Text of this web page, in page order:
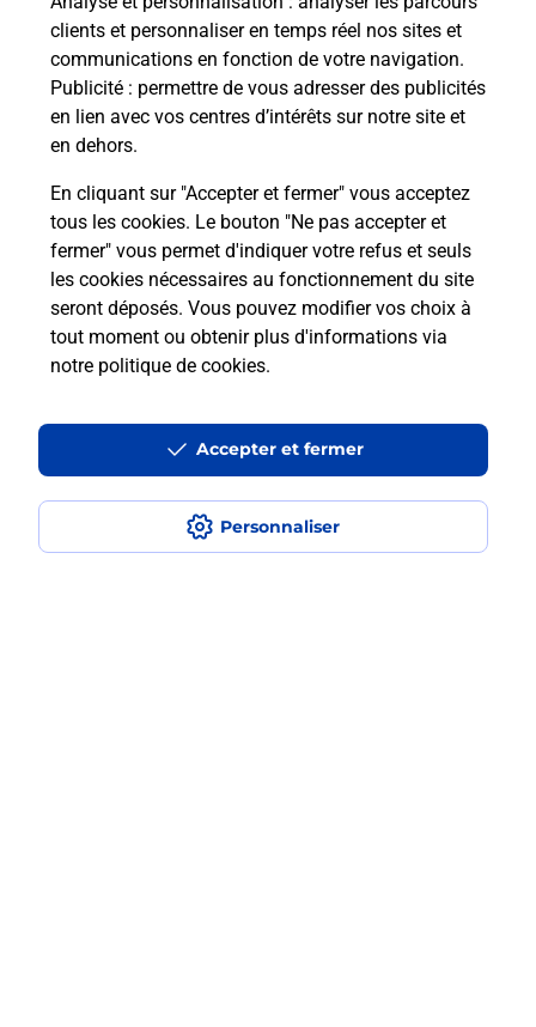
clients et personnaliser en temps réel nos sites et
communications en fonction de votre navigation.
Publicité : permettre de vous adresser des publicités
en lien avec vos centres d’intérêts sur notre site et
en dehors.
En cliquant sur "Accepter et fermer" vous acceptez
tous les cookies. Le bouton "Ne pas accepter et
fermer" vous permet d'indiquer votre refus et seuls
les cookies nécessaires au fonctionnement du site
seront déposés. Vous pouvez modifier vos choix à
tout moment ou obtenir plus d'informations via
notre politique de cookies.
Personnaliser
Accepter et fermer
Quel réseau utilise La Poste Mobile ?
Est-ce que je peux garder mon
Est-ce que je peux bénéficier de la 5G
avec La Poste Mobile ?
Est-ce que je peux utiliser mon forfait
à l’étranger avec La Poste Mobile ?
Est-ce que je peux payer mon
smartphone Samsung en plusieurs
Est-ce que je peux assurer mon